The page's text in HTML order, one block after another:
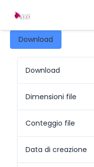
Download
Download
Dimensioni file
Conteggio file
Data di creazione